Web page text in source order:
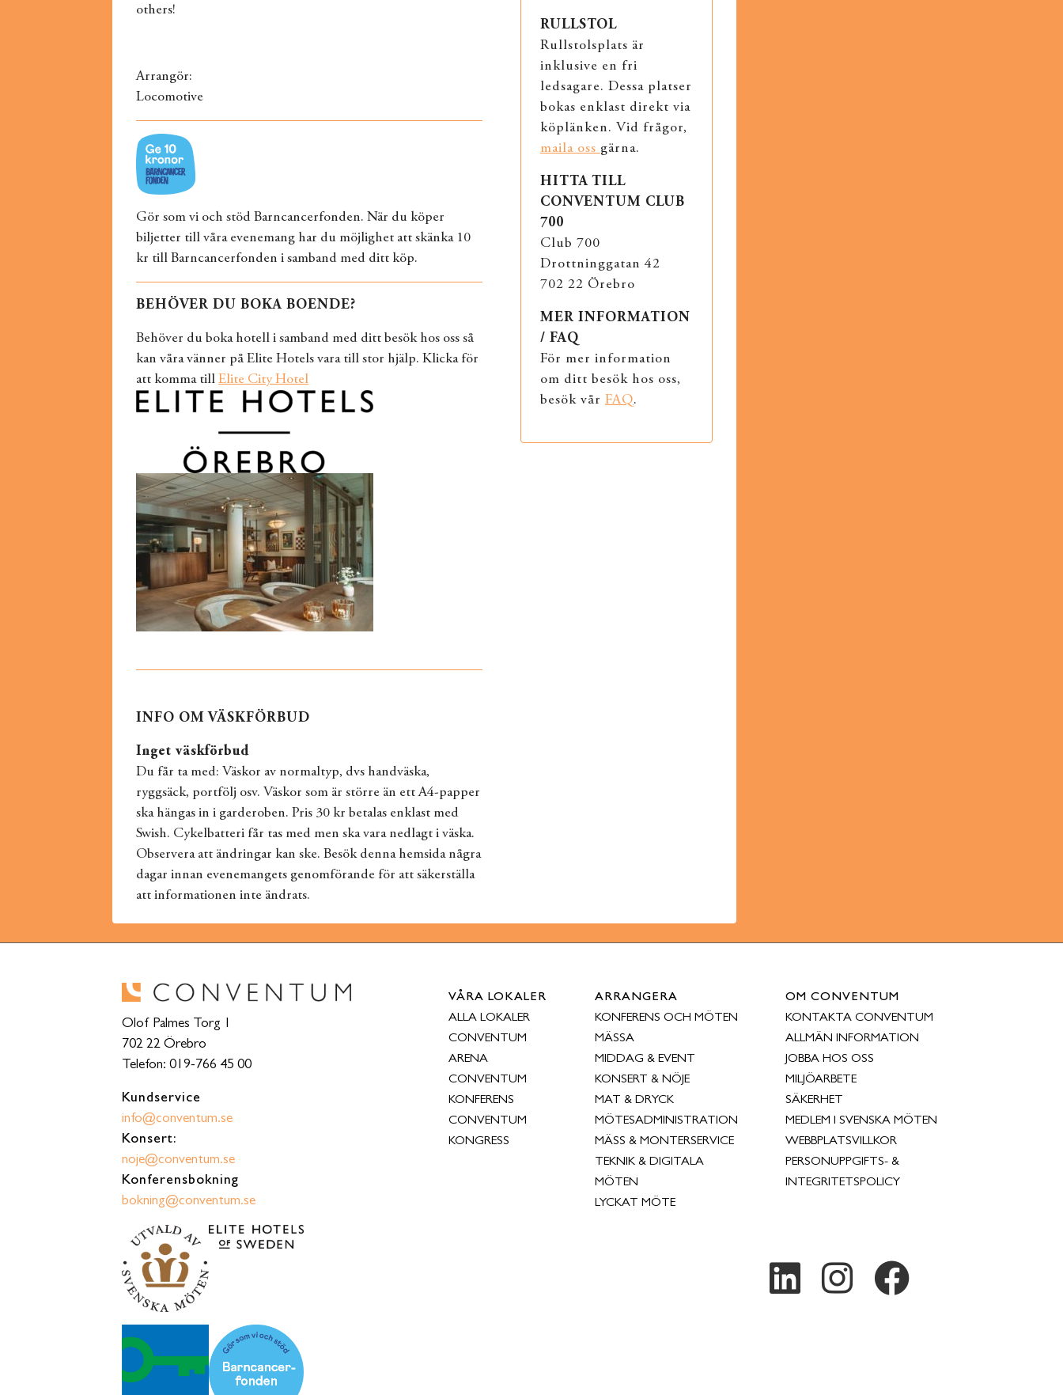
others!
Arrangör:
Locomotive
Gör som vi och stöd Barncancerfonden. När du köper
biljetter till våra evenemang har du möjlighet att skänka 10
kr till Barncancerfonden i samband med ditt köp.
BEHÖVER DU BOKA BOENDE?
Behöver du boka hotell i samband med ditt besök hos oss så
kan våra vänner på Elite Hotels vara till stor hjälp. Klicka för
att komma till Elite City Hotel
INFO OM VÄSKFÖRBUD
Inget väskförbud
Du får ta med: Väskor av normaltyp, dvs handväska,
ryggsäck, portfölj osv. Väskor som är större än ett A4-papper
ska hängas in i garderoben. Pris 30 kr betalas enklast med
Swish. Cykelbatteri får tas med men ska vara nedlagt i väska.
Observera att ändringar kan ske. Besök denna hemsida några
dagar innan evenemangets genomförande för att säkerställa
att informationen inte ändrats.
RULLSTOL
Rullstolsplats är
inklusive en fri
ledsagare. Dessa platser
bokas enklast direkt via
köplänken. Vid frågor,
maila oss gärna.
HITTA TILL
CONVENTUM CLUB
700
Club 700
Drottninggatan 42
702 22 Örebro
MER INFORMATION
/ FAQ
För mer information
om ditt besök hos oss,
besök vår FAQ.
Olof Palmes Torg 1
702 22 Örebro
Telefon: 019-766 45 00
Kundservice
info@conventum.se
Konsert:
noje@conventum.se
Konferensbokning
bokning@conventum.se
VÅRA LOKALER
ALLA LOKALER
CONVENTUM
ARENA
CONVENTUM
KONFERENS
CONVENTUM
KONGRESS
ARRANGERA
KONFERENS OCH MÖTEN
MÄSSA
MIDDAG & EVENT
KONSERT & NÖJE
MAT & DRYCK
MÖTESADMINISTRATION
MÄSS & MONTERSERVICE
TEKNIK & DIGITALA
MÖTEN
LYCKAT MÖTE
OM CONVENTUM
KONTAKTA CONVENTUM
ALLMÄN INFORMATION
JOBBA HOS OSS
MILJÖARBETE
SÄKERHET
MEDLEM I SVENSKA MÖTEN
WEBBPLATSVILLKOR
PERSONUPPGIFTS- &
INTEGRITETSPOLICY